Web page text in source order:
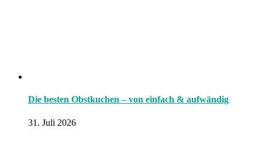
Die besten Obstkuchen – von einfach & aufwändig
31. Juli 2026